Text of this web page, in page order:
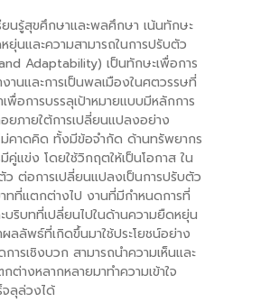
ยนรู้สุขศึกษาและพลศึกษา เน้นทักษะ
ยุ่นและความสามารถในการปรับตัว
Adaptability) เป็นทักษะเพื่อการ
งานและการเป็นพลเมืองในศตวรรษที่
พื่อการบรรลุเป้าหมายแบบมีหลักการ
ยภายใต้การเปลี่ยนแปลงอย่าง
ม่คาดคิด ทั้งมีข้อจํากัด ด้านทรัพยากร
มีคู่แข่ง โดยใช้วิกฤตให้เป็นโอกาส ใน
ว ต่อการเปลี่ยนแปลงเป็นการปรับตัว
าทที่แตกต่างไป งานที่มีกําหนดการที่
บริบทที่เปลี่ยนไปในด้านความยืดหยุ่น
ผลลัพธ์ที่เกิดขึ้นมาใช้ประโยชน์อย่าง
ารเชิงบวก สามารถนำความเห็นและ
ต่างหลากหลายมาทำความเข้าใจ
จลุล่วงได้